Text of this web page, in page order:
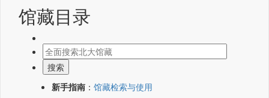
馆藏目录
新手指南 ： 馆藏检索与使用